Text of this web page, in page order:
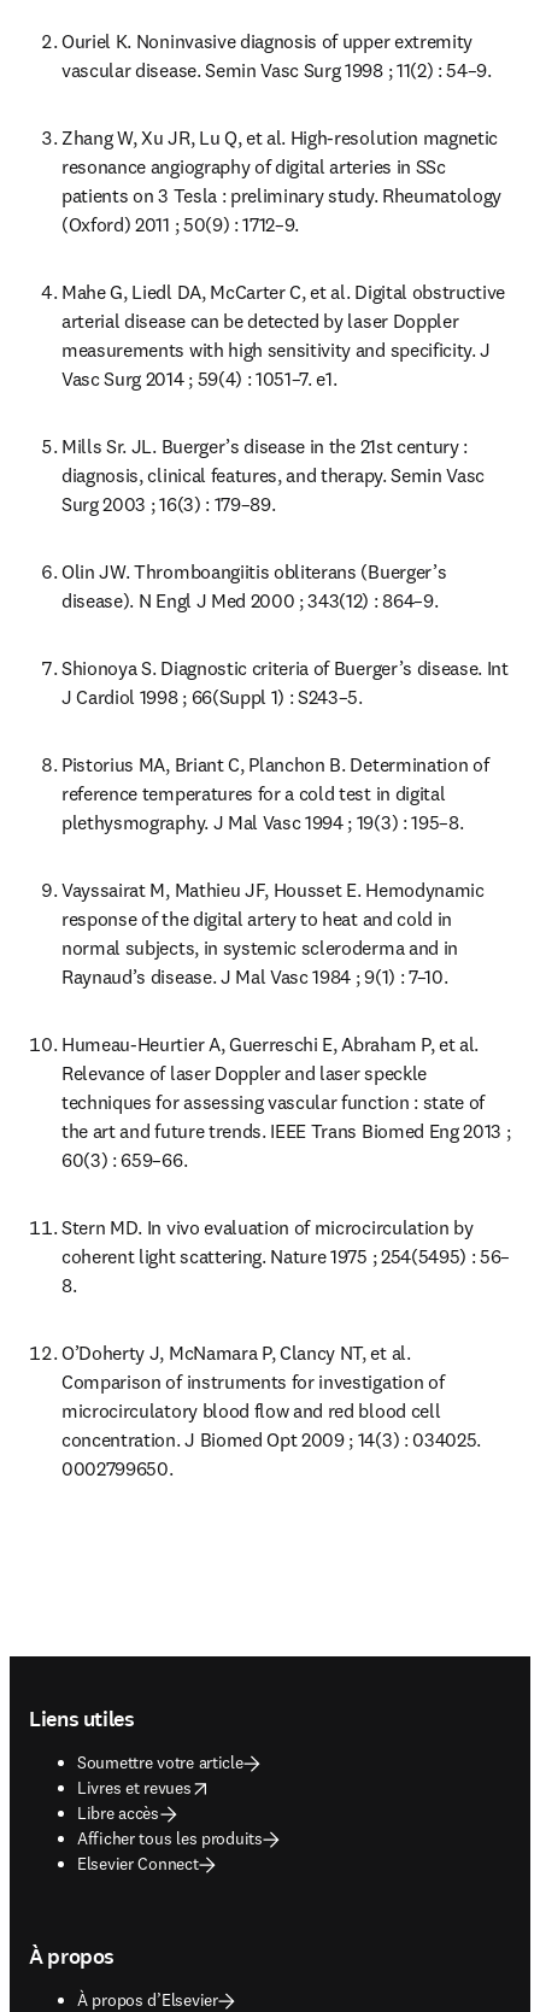
Ouriel K. Noninvasive diagnosis of upper extremity
vascular disease. Semin Vasc Surg 1998 ; 11(2) : 54–9.
Zhang W, Xu JR, Lu Q, et al. High-resolution magnetic
resonance angiography of digital arteries in SSc
patients on 3 Tesla : preliminary study. Rheumatology
(Oxford) 2011 ; 50(9) : 1712–9.
Mahe G, Liedl DA, McCarter C, et al. Digital obstructive
arterial disease can be detected by laser Doppler
measurements with high sensitivity and specificity. J
Vasc Surg 2014 ; 59(4) : 1051–7. e1.
Mills Sr. JL. Buerger’s disease in the 21st century :
diagnosis, clinical features, and therapy. Semin Vasc
Surg 2003 ; 16(3) : 179–89.
Olin JW. Thromboangiitis obliterans (Buerger’s
disease). N Engl J Med 2000 ; 343(12) : 864–9.
Shionoya S. Diagnostic criteria of Buerger’s disease. Int
J Cardiol 1998 ; 66(Suppl 1) : S243–5.
Pistorius MA, Briant C, Planchon B. Determination of
reference temperatures for a cold test in digital
plethysmography. J Mal Vasc 1994 ; 19(3) : 195–8.
Vayssairat M, Mathieu JF, Housset E. Hemodynamic
response of the digital artery to heat and cold in
normal subjects, in systemic scleroderma and in
Raynaud’s disease. J Mal Vasc 1984 ; 9(1) : 7–10.
Humeau-Heurtier A, Guerreschi E, Abraham P, et al.
Relevance of laser Doppler and laser speckle
techniques for assessing vascular function : state of
the art and future trends. IEEE Trans Biomed Eng 2013 ;
60(3) : 659–66.
Stern MD. In vivo evaluation of microcirculation by
coherent light scattering. Nature 1975 ; 254(5495) : 56–
8.
O’Doherty J, McNamara P, Clancy NT, et al.
Comparison of instruments for investigation of
microcirculatory blood flow and red blood cell
concentration. J Biomed Opt 2009 ; 14(3) : 034025.
0002799650.
Liens utiles
Soumettre votre article
Livres et revues
opens in new tab/window
Libre accès
Afficher tous les produits
Elsevier Connect
À propos
À propos d’Elsevier